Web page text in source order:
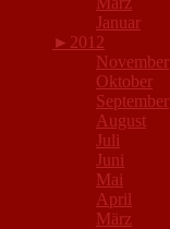
Januar
► 2012
November
Oktober
September
August
Juli
Juni
Mai
April
März